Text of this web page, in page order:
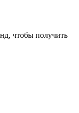
чтобы получить